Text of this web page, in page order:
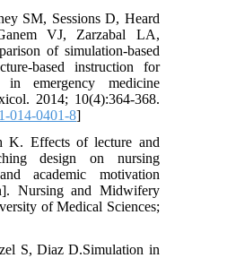
SM, Sessions D, Heard
VJ, Zarzabal LA,
of simulation-based
based instruction for
in emergency medicine
2014; 10(4):364-368.
014-0401-8
K. Effects of lecture and
design on nursing
and academic motivation
Nursing and Midwifery
of Medical Sciences;
S, Diaz D.Simulation in